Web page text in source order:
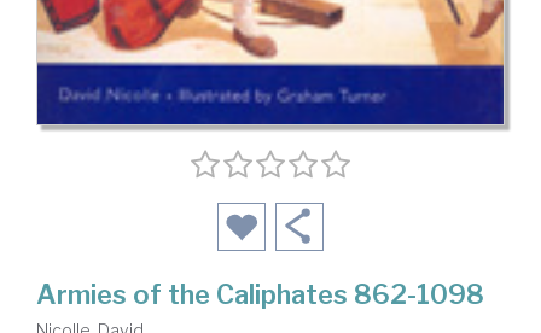
Armies of the Caliphates 862-1098